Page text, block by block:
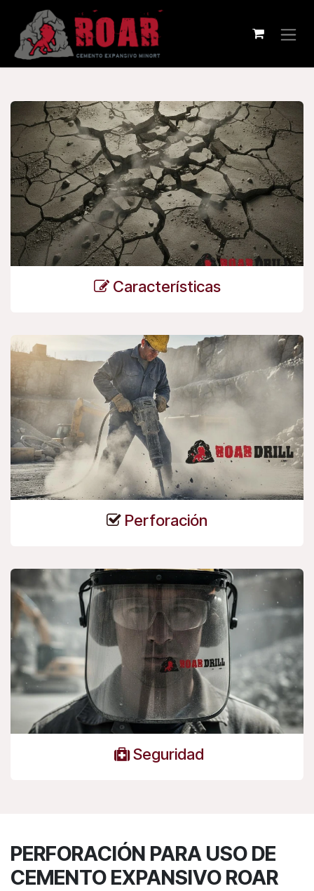
Pular para o conteúdo
Características
Perforación
Seguridad
PERFORACIÓN PARA USO DE
CEMENTO EXPANSIVO ROAR